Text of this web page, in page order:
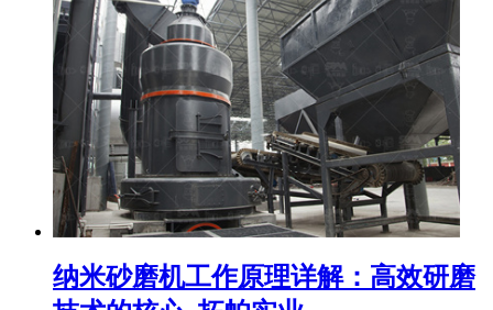
纳米砂磨机工作原理详解：高效研磨